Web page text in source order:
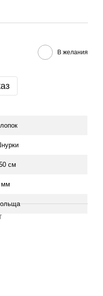
В желания
см
мм